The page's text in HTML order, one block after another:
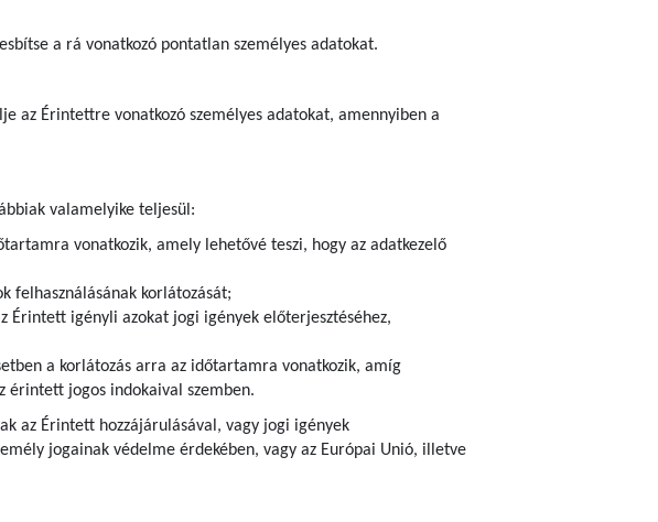
a rá vonatkozó pontatlan személyes adatokat.
az Érintettre vonatkozó személyes adatokat, amennyiben a
valamelyike teljesül:
vonatkozik, amely lehetővé teszi, hogy az adatkezelő
felhasználásának korlátozását;
Érintett igényli azokat jogi igények előterjesztéséhez,
a korlátozás arra az időtartamra vonatkozik, amíg
érintett jogos indokaival szemben.
az Érintett hozzájárulásával, vagy jogi igények
jogainak védelme érdekében, vagy az Európai Unió, illetve